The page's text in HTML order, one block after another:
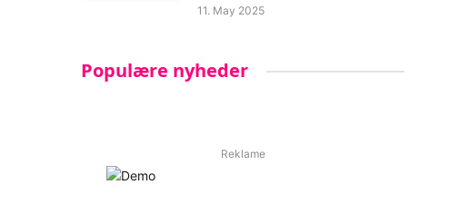
11. May 2025
Populære nyheder
Reklame